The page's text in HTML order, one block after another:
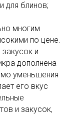
для блинов;
многим
по цене.
и
дополнена
уменьшения
его вкус
и закусок,